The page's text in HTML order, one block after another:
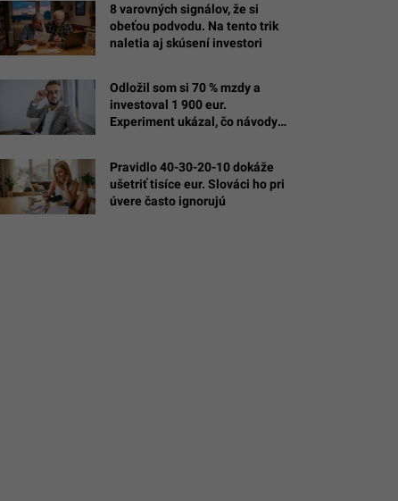
8 varovných signálov, že si
obeťou podvodu. Na tento trik
naletia aj skúsení investori
Odložil som si 70 % mzdy a
investoval 1 900 eur.
Experiment ukázal, čo návody
Pravidlo 40-30-20-10 dokáže
ušetriť tisíce eur. Slováci ho pri
úvere často ignorujú